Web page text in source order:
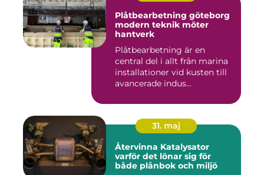
Plåtbearbetning göteborg
modern teknik möter
hantverk
Plåtbearbetning är en
central del i allt från marina
installationer vid kusten till
avancerade indus...
31. maj
Återvinna Katalysator
varför det lönar sig för
både plånbok och miljö